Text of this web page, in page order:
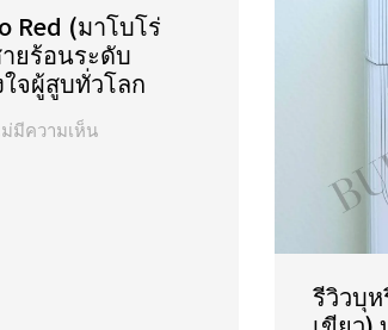
Red (มาโบโร่
ยร้อนระดับ
จผู้สูบทั่วโลก
มีความเห็น
รีวิวบุ